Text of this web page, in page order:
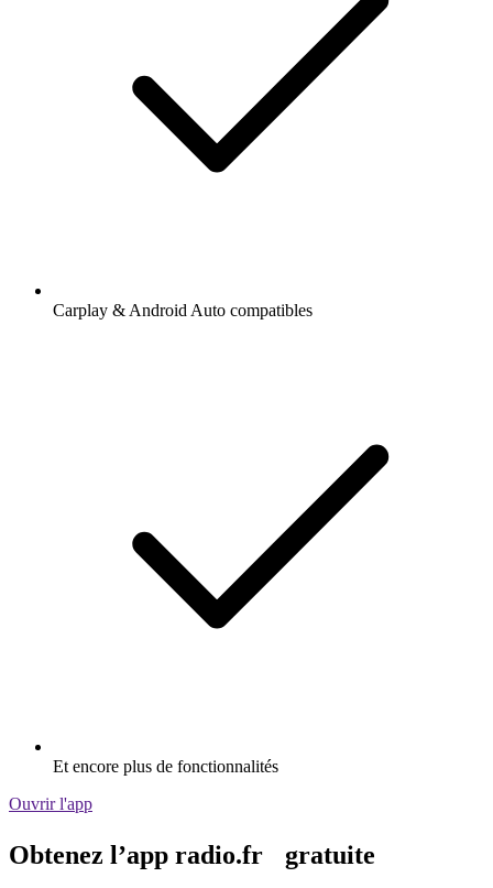
Carplay & Android Auto compatibles
Et encore plus de fonctionnalités
Ouvrir l'app
Obtenez l’app radio.fr gratuite